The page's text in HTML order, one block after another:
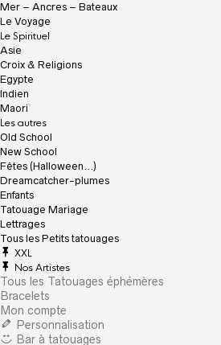
Mer – Ancres – Bateaux
Le Voyage
Le Spirituel
Asie
Croix & Religions
Egypte
Indien
Maori
Les autres
Old School
New School
Fêtes (Halloween…)
Dreamcatcher-plumes
Enfants
Tatouage Mariage
Lettrages
Tous les Petits tatouages
XXL
Nos Artistes
Tous les Tatouages éphémères
Bracelets
Mon compte
Personnalisation
Bar à tatouages